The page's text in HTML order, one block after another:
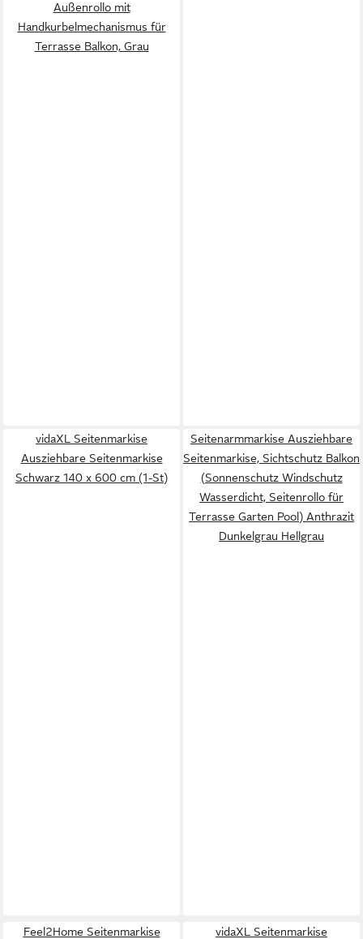
Außenrollo mit
Handkurbelmechanismus für
Terrasse Balkon, Grau
vidaXL Seitenmarkise
Ausziehbare Seitenmarkise
Schwarz 140 x 600 cm (1-St)
Seitenarmmarkise Ausziehbare
Seitenmarkise, Sichtschutz Balkon
(Sonnenschutz Windschutz
Wasserdicht, Seitenrollo für
Terrasse Garten Pool) Anthrazit
Dunkelgrau Hellgrau
Feel2Home Seitenmarkise
vidaXL Seitenmarkise